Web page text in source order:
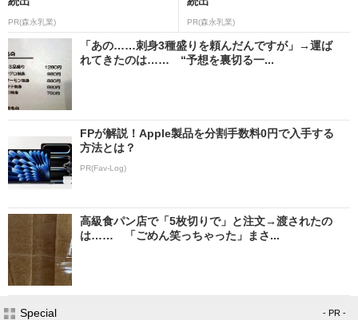
PR(森永乳業) PR(森永乳業)
「あの……刺身3種盛りを頼んだんですが」→運ば
れてきたのは…… “予想を裏切る一...
FPが解説！Apple製品を分割手数料0円で入手する
方法とは？
PR(Fav-Log)
高級食パン店で「5枚切りで」と注文→渡されたの
は…… 「ごめん笑っちゃった」まさ...
Special - PR -